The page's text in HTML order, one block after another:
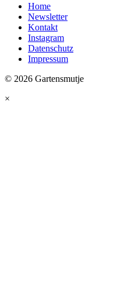
Home
Newsletter
Kontakt
Instagram
Datenschutz
Impressum
© 2026 Gartensmutje
×